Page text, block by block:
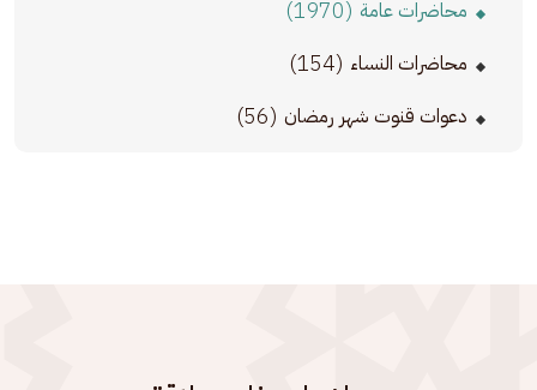
محاضرات عامة (1970)
محاضرات النساء (154)
دعوات قنوت شهر رمضان (56)